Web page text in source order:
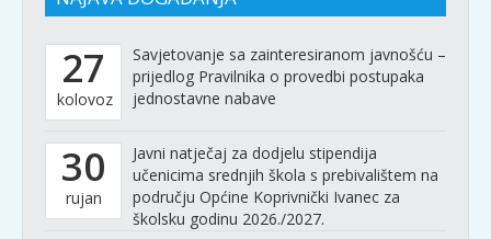
27
kolovoz
Savjetovanje sa zainteresiranom javnošću –
prijedlog Pravilnika o provedbi postupaka
jednostavne nabave
30
rujan
Javni natječaj za dodjelu stipendija
učenicima srednjih škola s prebivalištem na
području Općine Koprivnički Ivanec za
školsku godinu 2026./2027.